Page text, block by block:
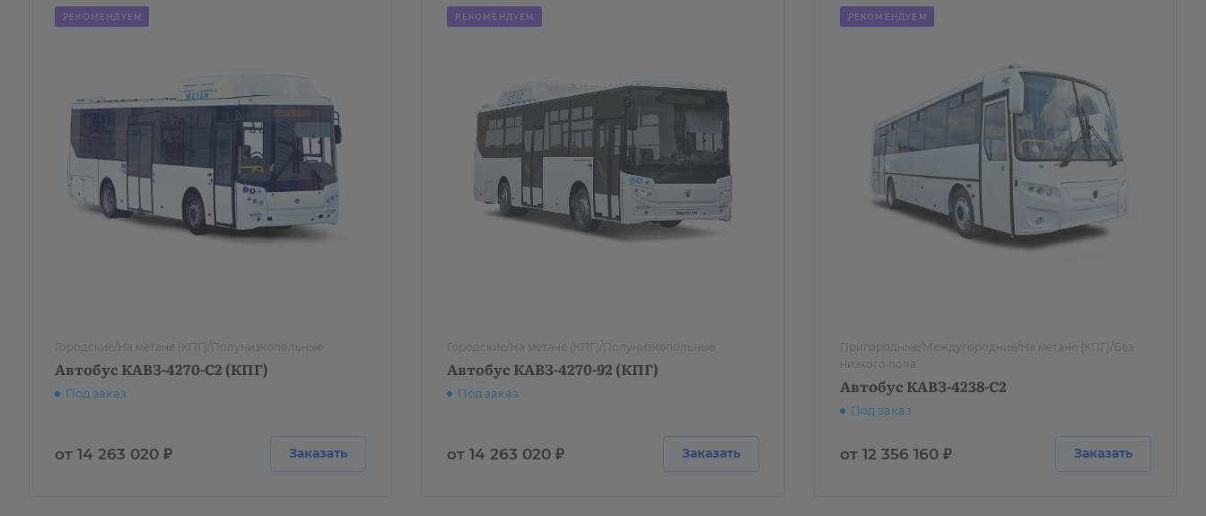
РЕКОМЕНДУЕМ
Городские/На метане (КПГ)/Полунизкопольные
Автобус КАВЗ-4270-C2 (КПГ)
Под заказ
от 14 263 020 ₽ Заказать
РЕКОМЕНДУЕМ
Городские/На метане (КПГ)/Полунизкопольные
Автобус КАВЗ-4270-92 (КПГ)
Под заказ
от 14 263 020 ₽ Заказать
РЕКОМЕНДУЕМ
Пригородные/Междугородние/На метане (КПГ)/Без
низкого пола
Автобус КАВЗ-4238-C2
Под заказ
от 12 356 160 ₽ Заказать